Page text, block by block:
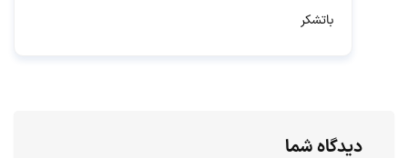
باتشکر
دیدگاه شما